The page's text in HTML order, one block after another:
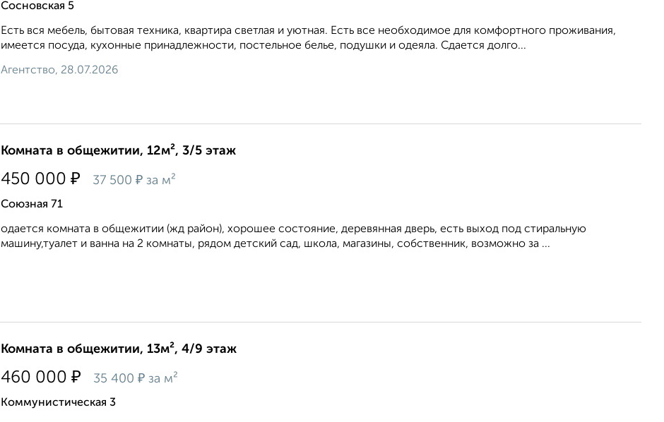
Сосновская 5
Есть вся мебель, бытовая техника, квартира светлая и уютная. Есть все необходимое для комфортного проживания,
имеется посуда, кухонные принадлежности, постельное белье, подушки и одеяла. Сдается долго...
Агентство, 28.07.2026
Комната в общежитии, 12м², 3/5 этаж
450 000 ₽ 37 500 ₽ за м²
Союзная 71
одается комната в общежитии (жд район), хорошее состояние, деревянная дверь, есть выход под стиральную
машину,туалет и ванна на 2 комнаты, рядом детский сад, школа, магазины, собственник, возможно за ...
Комната в общежитии, 13м², 4/9 этаж
460 000 ₽ 35 400 ₽ за м²
Коммунистическая 3